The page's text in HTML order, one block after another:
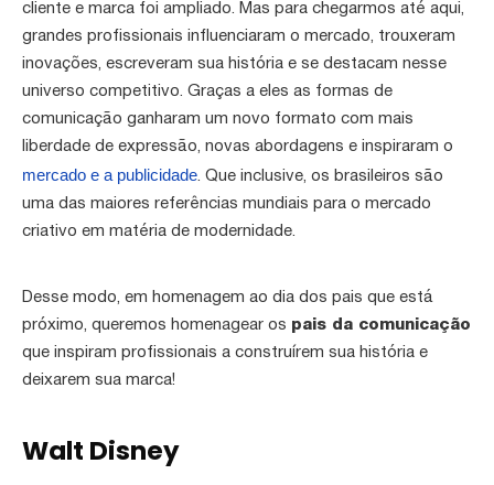
cliente e marca foi ampliado. Mas para chegarmos até aqui,
grandes profissionais influenciaram o mercado, trouxeram
inovações, escreveram sua história e se destacam nesse
universo competitivo. Graças a eles as formas de
comunicação ganharam um novo formato com mais
liberdade de expressão, novas abordagens e inspiraram o
mercado e a publicidade. Que inclusive, os brasileiros são
uma das maiores referências mundiais para o mercado
criativo em matéria de modernidade.
Desse modo, em homenagem ao dia dos pais que está
próximo, queremos homenagear os pais da comunicação
que inspiram profissionais a construírem sua história e
deixarem sua marca!
Walt Disney